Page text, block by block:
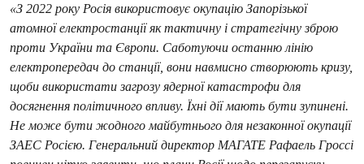
«З 2022 року Росія використовує окупацію Запорізької
атомної електростанції як тактичну і стратегічну зброю
проти України та Європи. Саботуючи останню лінію
електропередач до станції, вони навмисно створюють кризу,
щоби використати загрозу ядерної катастрофи для
досягнення політичного впливу. Їхні дії мають бути зупинені.
Не може бути жодного майбутнього для незаконної окупації
ЗАЕС Росією. Генеральний директор МАГАТЕ Рафаель Гроссі